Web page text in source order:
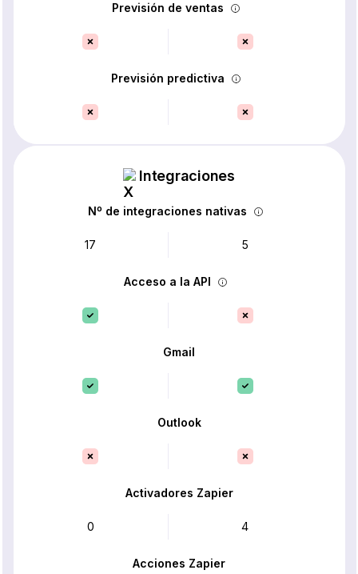
Previsión de ventas
Previsión predictiva
Integraciones
Nº de integraciones nativas
17 5
Acceso a la API
Gmail
Outlook
Activadores Zapier
0 4
Acciones Zapier